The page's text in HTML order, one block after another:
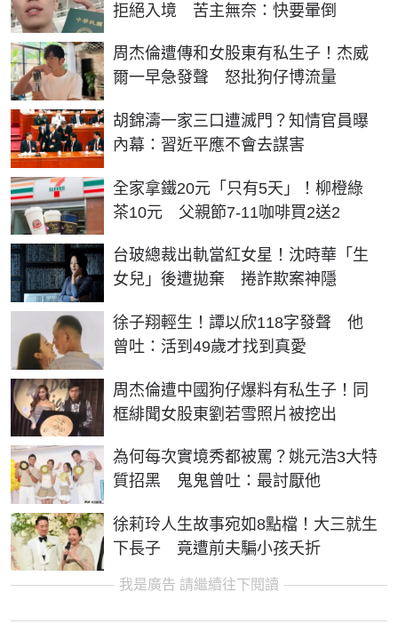
拒絕入境 苦主無奈：快要暈倒
周杰倫遭傳和女股東有私生子！杰威
爾一早急發聲 怒批狗仔博流量
胡錦濤一家三口遭滅門？知情官員曝
內幕：習近平應不會去謀害
全家拿鐵20元「只有5天」！柳橙綠
茶10元 父親節7-11咖啡買2送2
台玻總裁出軌當紅女星！沈時華「生
女兒」後遭拋棄 捲詐欺案神隱
徐子翔輕生！譚以欣118字發聲 他
曾吐：活到49歲才找到真愛
周杰倫遭中國狗仔爆料有私生子！同
框緋聞女股東劉若雪照片被挖出
為何每次實境秀都被罵？姚元浩3大特
質招黑 鬼鬼曾吐：最討厭他
徐莉玲人生故事宛如8點檔！大三就生
下長子 竟遭前夫騙小孩夭折
我是廣告 請繼續往下閱讀